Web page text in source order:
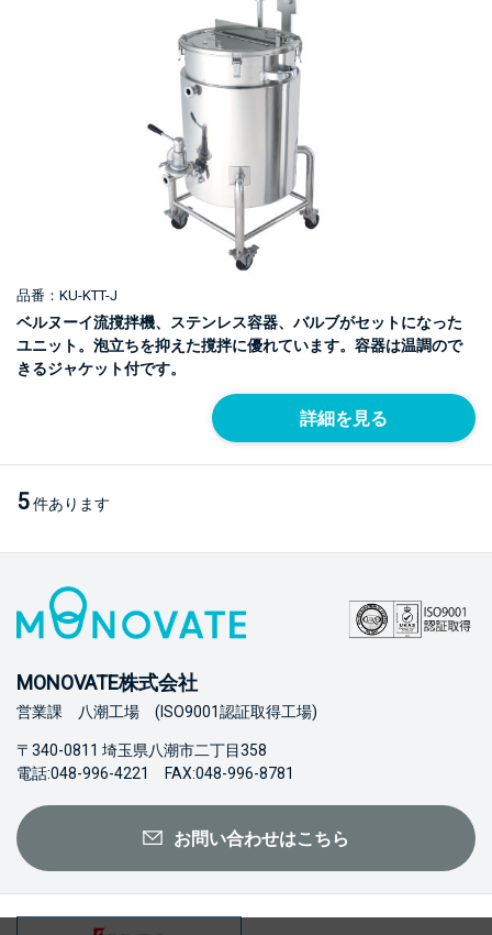
品番：KU-KTT-J
ベルヌーイ流撹拌機、ステンレス容器、バルブがセットになった
ユニット。泡立ちを抑えた撹拌に優れています。容器は温調ので
きるジャケット付です。
詳細を見る
5 件あります
MONOVATE株式会社
営業課 八潮工場 (ISO9001認証取得工場)
〒340-0811 埼玉県八潮市二丁目358
電話:048-996-4221 FAX:048-996-8781
お問い合わせはこちら